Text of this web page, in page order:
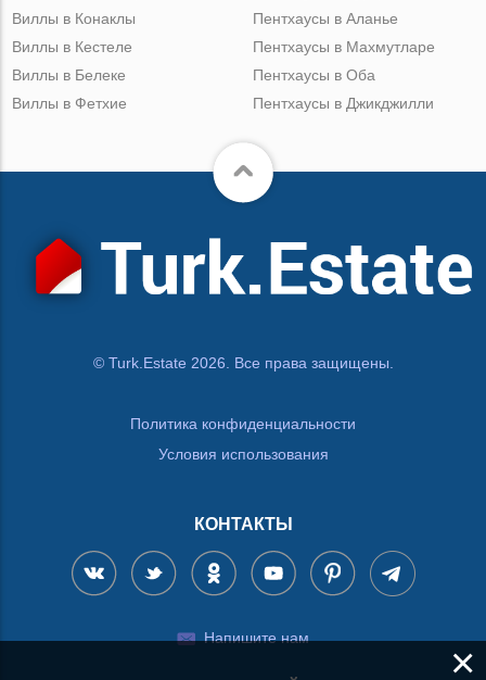
Виллы в Конаклы
Виллы в Кестеле
Виллы в Белеке
Виллы в Фетхие
Пентхаусы в Аланье
Пентхаусы в Махмутларе
Пентхаусы в Оба
Пентхаусы в Джикджилли
© Turk.Estate 2026. Все права защищены.
Политика конфиденциальности
Условия использования
КОНТАКТЫ
Напишите нам
×